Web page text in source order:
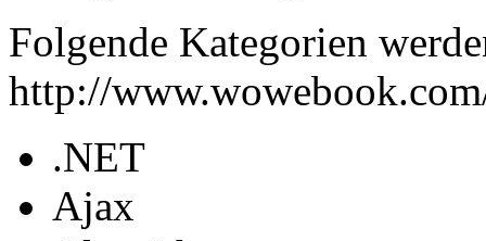
Folgende Kategorien
http://
.NET
Ajax